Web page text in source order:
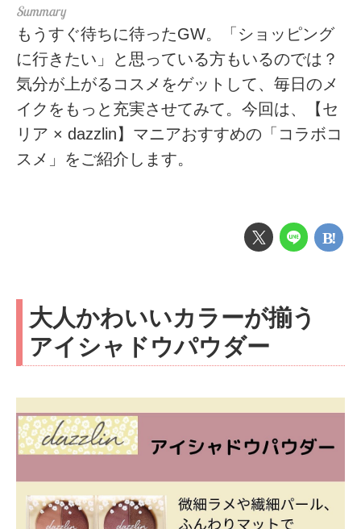
もうすぐ待ちに待ったGW。「ショッピング
に行きたい」と思っている方もいるのでは？
気分が上がるコスメをゲットして、毎日のメ
イクをもっと充実させてみて。今回は、【セ
リア × dazzlin】マニアおすすめの「コラボコ
スメ」をご紹介します。
大人かわいいカラーが揃う
アイシャドウパウダー